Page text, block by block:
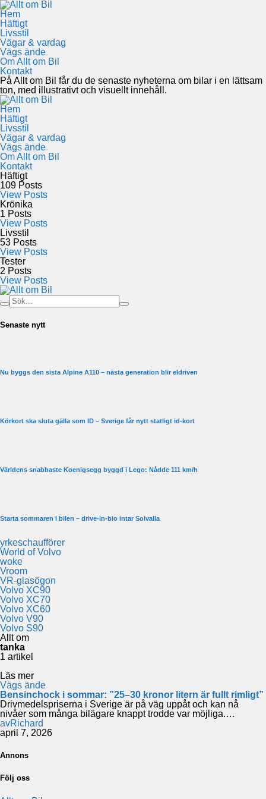
Hem
Häftigt
Livsstil
Vägar & vardag
Vägs ände
Om Allt om Bil
Kontakt
På Allt om Bil får du de senaste nyheterna om bilar i en lättsam
ton, med illustrativt och visuellt innehåll.
Hem
Häftigt
Livsstil
Vägar & vardag
Vägs ände
Om Allt om Bil
Kontakt
Häftigt
109 Posts
View Posts
Krönika
1 Posts
View Posts
Livsstil
53 Posts
View Posts
Tester
2 Posts
View Posts
Senaste nytt
Nu byggs den sista Alpine A110 – nästa generation blir eldriven
Körkort ska sluta gälla som ID – Sverige får nytt statligt id-kort
Världens snabbaste Koenigsegg byggd i Lego: Nådde 111 km/h
Starta sommaren i bilen – drive-in-bio intar Solvalla
yrkeschaufförer
World of Volvo
woke
Vroom
VR-glasögon
Volvo XC90
Volvo XC70
Volvo XC60
Volvo V90
Volvo S90
Allt om
tanka
1 artikel
Läs mer
Vägs ände
Bensinchock i sommar: ”25–30 kronor litern är fullt rimligt”
Drivmedelspriserna i Sverige är på väg uppåt och kan nå
nivåer som många bilägare knappt trodde var möjliga.…
avRichard
april 7, 2026
Annons
Följ oss